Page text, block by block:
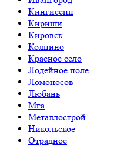
Кингисепп
Кириши
Кировск
Колпино
Красное село
Лодейное поле
Ломоносов
Любань
Мга
Металлострой
Никольское
Отрадное